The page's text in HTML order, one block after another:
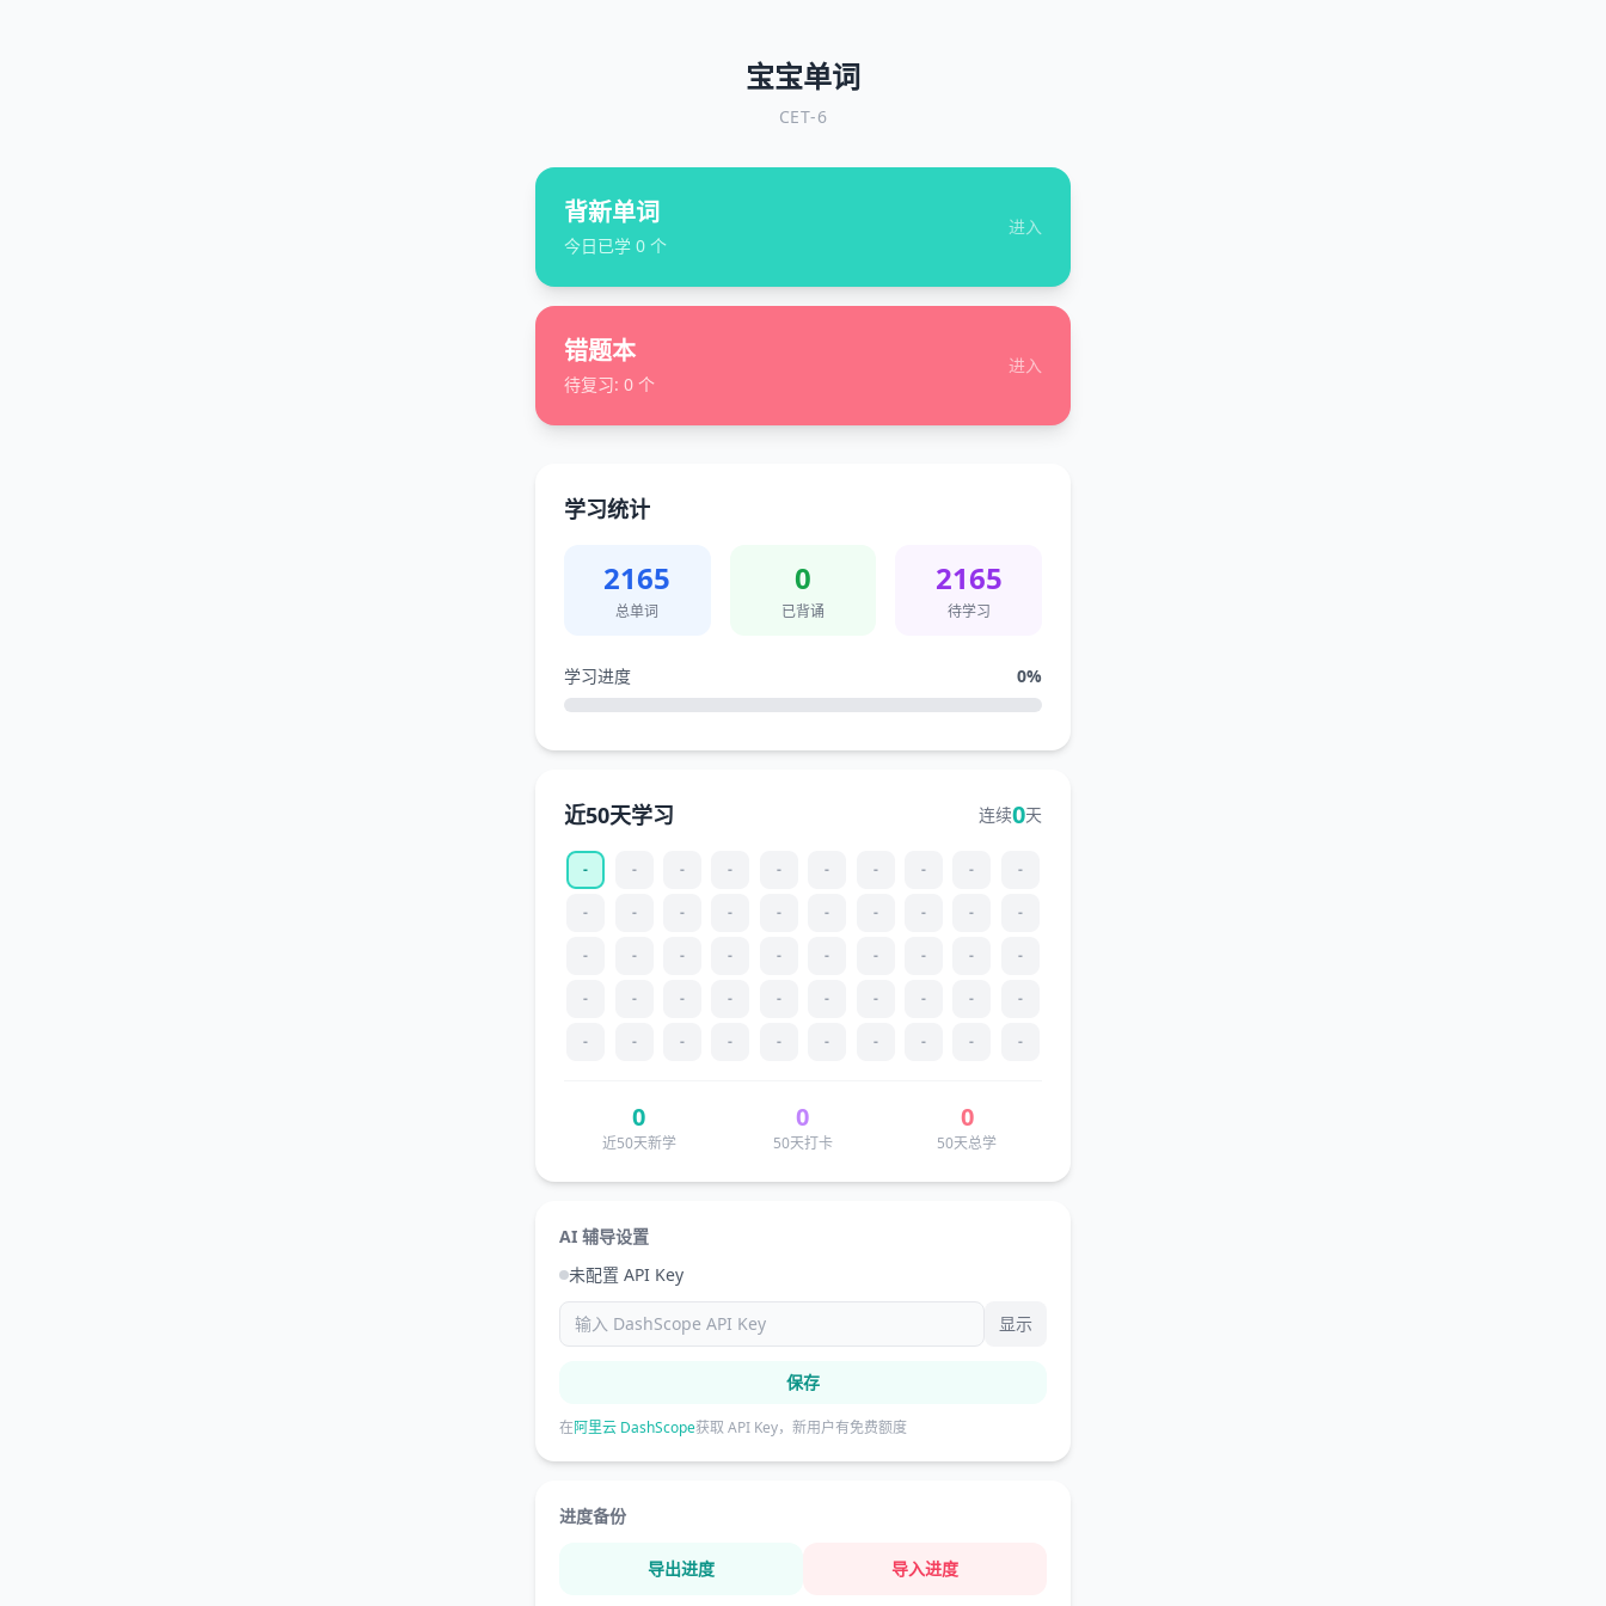
宝宝单词
CET-6
背新单词
今日已学 0 个
进入
错题本
待复习: 0 个
进入
学习统计
2165
总单词
0
已背诵
2165
待学习
学习进度 0%
近50天学习 连续0天
- - - - - - - - - -
- - - - - - - - - -
- - - - - - - - - -
- - - - - - - - - -
- - - - - - - - - -
0
近50天新学
0
50天打卡
0
50天总学
AI 辅导设置
未配置 API Key
显示
保存
在阿里云 DashScope获取 API Key，新用户有免费额度
进度备份
导出进度 导入进度